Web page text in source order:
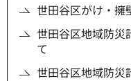
世田谷区がけ・擁
世田谷区地域防災
て
世田谷区地域防災